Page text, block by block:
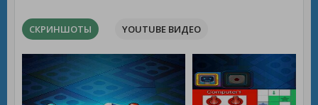
СКРИНШОТЫ YOUTUBE ВИДЕО